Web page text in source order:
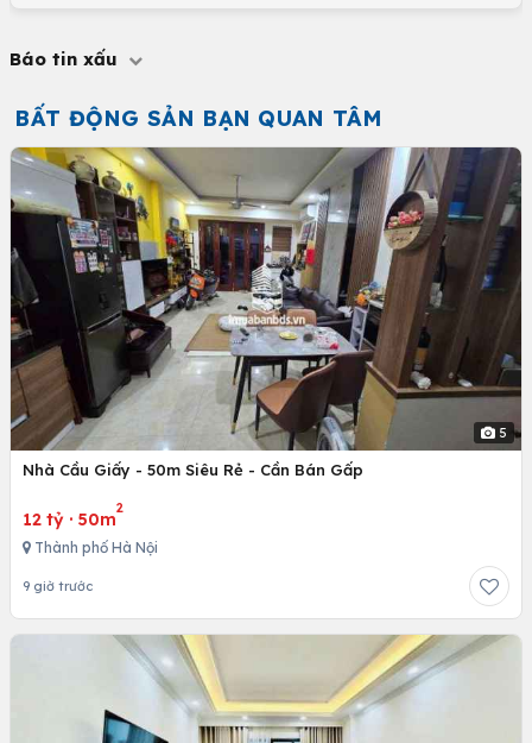
Báo tin xấu
BẤT ĐỘNG SẢN BẠN QUAN TÂM
5
Nhà Cầu Giấy - 50m Siêu Rẻ - Cần Bán Gấp
12 tỷ · 50m
2
Thành phố Hà Nội
9 giờ trước